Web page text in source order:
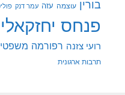
עוצמה עזה עמר דנק פוליטיקה פיל
יחזקאלי פרוגרס
רפורמה משפטית שיטור
ארגונית